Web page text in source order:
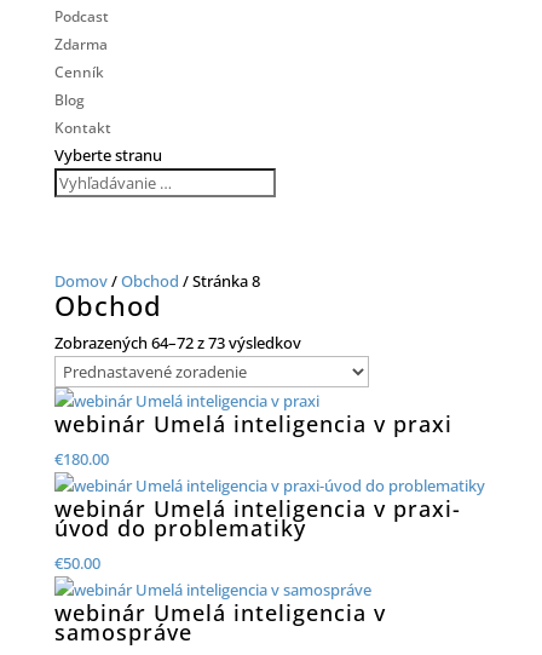
Podcast
Zdarma
Cenník
Blog
Kontakt
Vyberte stranu
Domov/Obchod / Stránka 8
Obchod
Zobrazených 64–72 z 73 výsledkov
webinár Umelá inteligencia v praxi
€180.00
webinár Umelá inteligencia v praxi-
úvod do problematiky
€50.00
webinár Umelá inteligencia v
samospráve